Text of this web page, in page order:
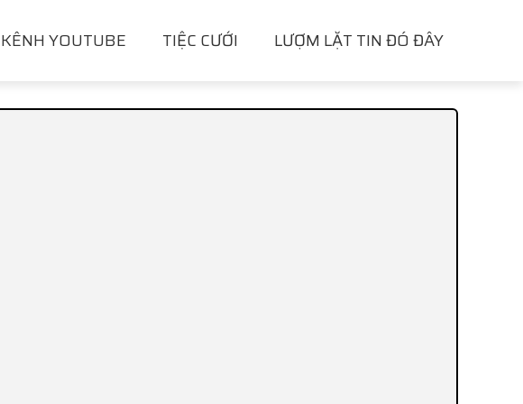
KÊNH YOUTUBE TIỆC CƯỚI LƯỢM LẶT TIN ĐÓ ĐÂY